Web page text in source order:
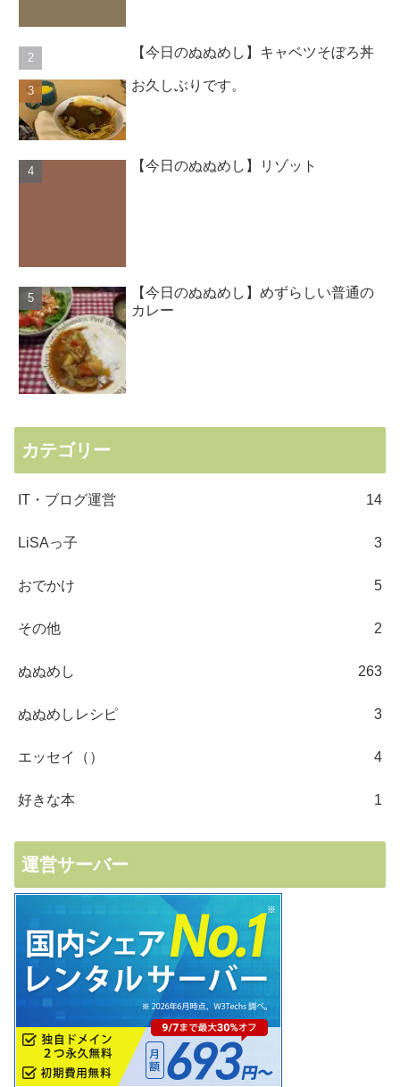
【今日のぬぬめし】キャベツそぼろ丼
お久しぶりです。
【今日のぬぬめし】リゾット
【今日のぬぬめし】めずらしい普通の
カレー
カテゴリー
IT・ブログ運営 14
LiSAっ子 3
おでかけ 5
その他 2
ぬぬめし 263
ぬぬめしレシピ 3
エッセイ（） 4
好きな本 1
運営サーバー